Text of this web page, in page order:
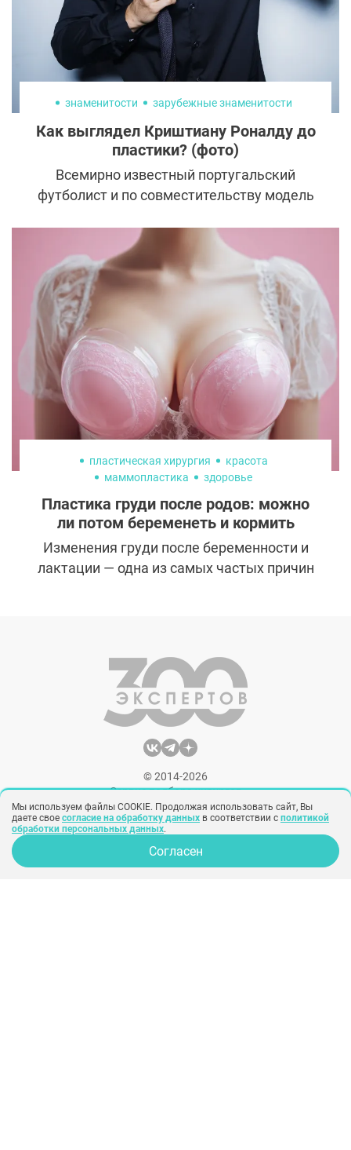
знаменитости зарубежные знаменитости
Как выглядел Криштиану Роналду до
пластики? (фото)
Всемирно известный португальский
футболист и по совместительству модель
Криштиану Роналду – настоящий любимец
публики. В свои тридцать с небольшим он
добился невероятных спортивных высот,
женского восхищения и мужского
уважения. Но ходят слухи, что получил
звание секс-символа Криштиану Роналду
после пластики.
пластическая хирургия
красота
маммопластика
здоровье
Пластика груди после родов: можно
ли потом беременеть и кормить
Изменения груди после беременности и
лактации — одна из самых частых причин
естественного восстановления. При
планировании операции у многих женщин
возникает закономерный вопрос: повлияет
ли маммопластика на будущую
беременность и возможность грудного
вскармливания?
© 2014-2026
Сервис подбора хирургов
info@300experts.ru
ООО «Рекламная группа «СИНОБИ»
ИНН: 7743705998
КПП: 772401001
Мы используем файлы COOKIE. Продолжая использовать сайт, Вы
даете свое согласие на обработку данных в соответствии с политикой
обработки персональных данных.
Согласен